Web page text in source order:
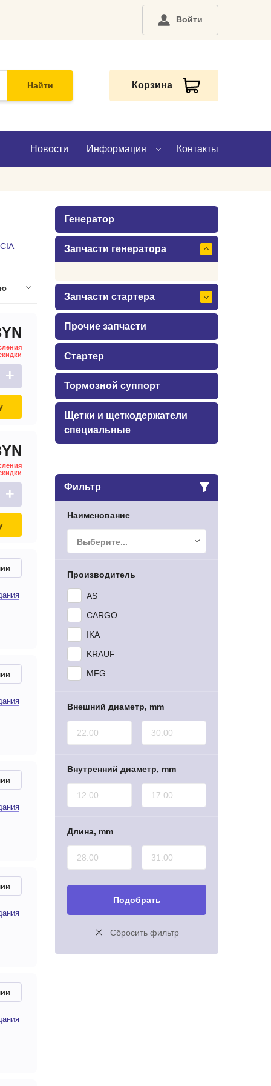
Войти
Найти Корзина
Новости Информация
Доставка
Оплата
Контакты
+
+
Генератор
Запчасти генератора
Запчасти стартера
Прочие запчасти
Стартер
Тормозной суппорт
Щетки и щеткодержатели
специальные
Фильтр
Наименование
Выберите...
Производитель
AS
CARGO
IKA
KRAUF
MFG
Внешний диаметр, mm
Внутренний диаметр, mm
Длина, mm
Подобрать
Сбросить фильтр